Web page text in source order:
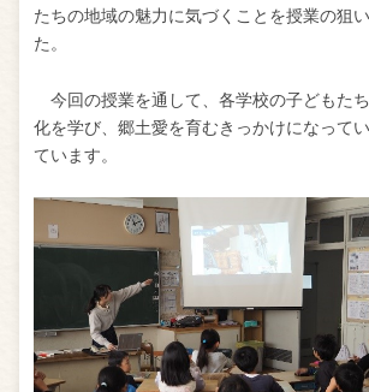
たちの地域の魅力に気づくことを授業の狙
た。
今回の授業を通して、各学校の子どもた
化を学び、郷土愛を育むきっかけになって
ています。